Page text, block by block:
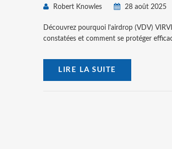
Robert Knowles 28 août 2025
Découvrez pourquoi l'airdrop (VDV)
constatées et comment se protéger
LIRE LA SUITE